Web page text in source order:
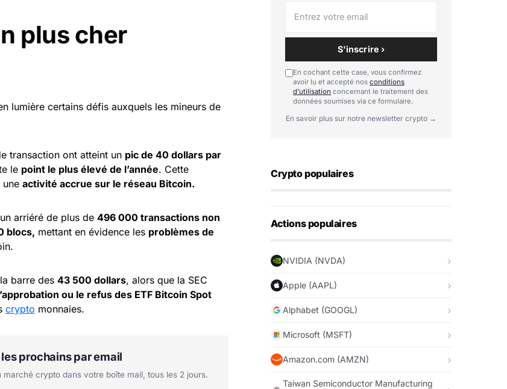
plus cher
lumière certains défis auxquels les mineurs de
transaction ont atteint un pic de 40 dollars par
le point le plus élevé de l’année. Cette
une activité accrue sur le réseau Bitcoin.
arriéré de plus de 496 000 transactions non
blocs, mettant en évidence les problèmes de
barre des 43 500 dollars, alors que la SEC
ou le refus des ETF Bitcoin Spot
crypto monnaies.
prochains par email
crypto dans votre boîte mail, tous les 2 jours.
S'inscrire ›
En cochant cette case, vous confirmez
avoir lu et accepté nos conditions
d'utilisation concernant le traitement des
données soumises via ce formulaire.
En savoir plus sur notre newsletter crypto →
Crypto populaires
Actions populaires
NVIDIA (NVDA)
Apple (AAPL)
Alphabet (GOOGL)
Microsoft (MSFT)
Amazon.com (AMZN)
Taiwan Semiconductor Manufacturing